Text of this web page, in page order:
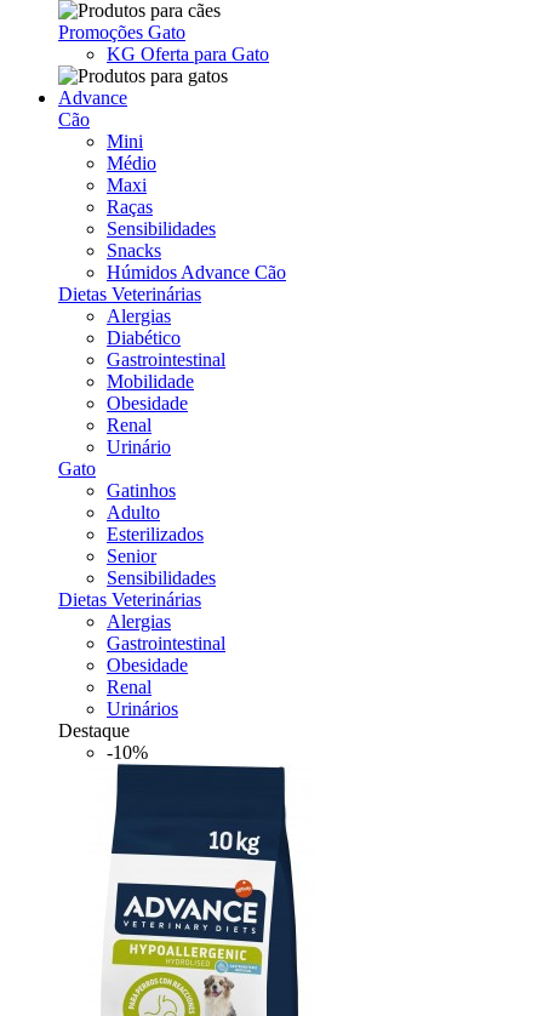
Promoções Gato
KG Oferta para Gato
Advance
Cão
Mini
Médio
Maxi
Raças
Sensibilidades
Snacks
Húmidos Advance Cão
Dietas Veterinárias
Alergias
Diabético
Gastrointestinal
Mobilidade
Obesidade
Renal
Urinário
Gato
Gatinhos
Adulto
Esterilizados
Senior
Sensibilidades
Dietas Veterinárias
Alergias
Gastrointestinal
Obesidade
Renal
Urinários
Destaque
-10%